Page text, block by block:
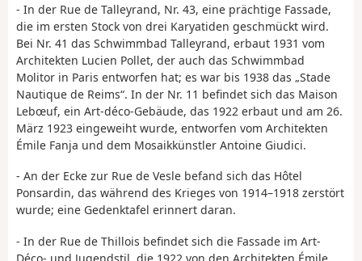
- In der Rue de Talleyrand, Nr. 43, eine prächtige Fassade,
die im ersten Stock von drei Karyatiden geschmückt wird.
Bei Nr. 41 das Schwimmbad Talleyrand, erbaut 1931 vom
Architekten Lucien Pollet, der auch das Schwimmbad
Molitor in Paris entworfen hat; es war bis 1938 das „Stade
Nautique de Reims“. In der Nr. 11 befindet sich das Maison
Lebœuf, ein Art-déco-Gebäude, das 1922 erbaut und am 26.
März 1923 eingeweiht wurde, entworfen vom Architekten
Émile Fanja und dem Mosaikkünstler Antoine Giudici.
- An der Ecke zur Rue de Vesle befand sich das Hôtel
Ponsardin, das während des Krieges von 1914–1918 zerstört
wurde; eine Gedenktafel erinnert daran.
- In der Rue de Thillois befindet sich die Fassade im Art-